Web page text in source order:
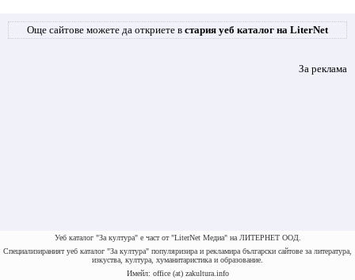
Още сайтове можете да откриете в стария уеб каталог на LiterNet
За реклама
Уеб каталог "За култура" е част от "LiterNet Медиа" на ЛИТЕРНЕТ ООД.
Специализираният уеб каталог "За култура" популяризира и рекламира български сайтове за литература,
изкуства, култура, хуманитаристика и образование.
Имейл: office (at) zakultura.info